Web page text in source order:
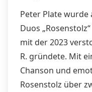
Peter Plate wurde
Duos
mit der 2023
R. gründete. Mit
Chanson und
Rosenstolz über